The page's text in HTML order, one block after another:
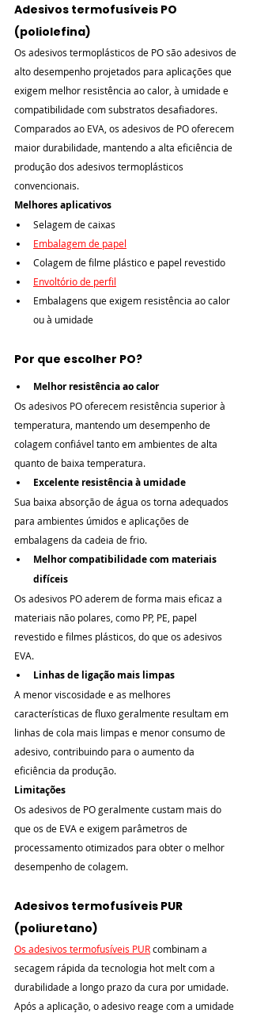
Adesivos termofusíveis PO
(poliolefina)
Os adesivos termoplásticos de PO são adesivos de
alto desempenho projetados para aplicações que
exigem melhor resistência ao calor, à umidade e
compatibilidade com substratos desafiadores.
Comparados ao EVA, os adesivos de PO oferecem
maior durabilidade, mantendo a alta eficiência de
produção dos adesivos termoplásticos
convencionais.
Melhores aplicativos
Selagem de caixas
Embalagem de papel
Colagem de filme plástico e papel revestido
Envoltório de perfil
Embalagens que exigem resistência ao calor
ou à umidade
Por que escolher PO?
Melhor resistência ao calor
Os adesivos PO oferecem resistência superior à
temperatura, mantendo um desempenho de
colagem confiável tanto em ambientes de alta
quanto de baixa temperatura.
Excelente resistência à umidade
Sua baixa absorção de água os torna adequados
para ambientes úmidos e aplicações de
embalagens da cadeia de frio.
Melhor compatibilidade com materiais
difíceis
Os adesivos PO aderem de forma mais eficaz a
materiais não polares, como PP, PE, papel
revestido e filmes plásticos, do que os adesivos
EVA.
Linhas de ligação mais limpas
A menor viscosidade e as melhores
características de fluxo geralmente resultam em
linhas de cola mais limpas e menor consumo de
adesivo, contribuindo para o aumento da
eficiência da produção.
Limitações
Os adesivos de PO geralmente custam mais do
que os de EVA e exigem parâmetros de
processamento otimizados para obter o melhor
desempenho de colagem.
Adesivos termofusíveis PUR
(poliuretano)
Os adesivos termofusíveis PUR combinam a
secagem rápida da tecnologia hot melt com a
durabilidade a longo prazo da cura por umidade.
Após a aplicação, o adesivo reage com a umidade